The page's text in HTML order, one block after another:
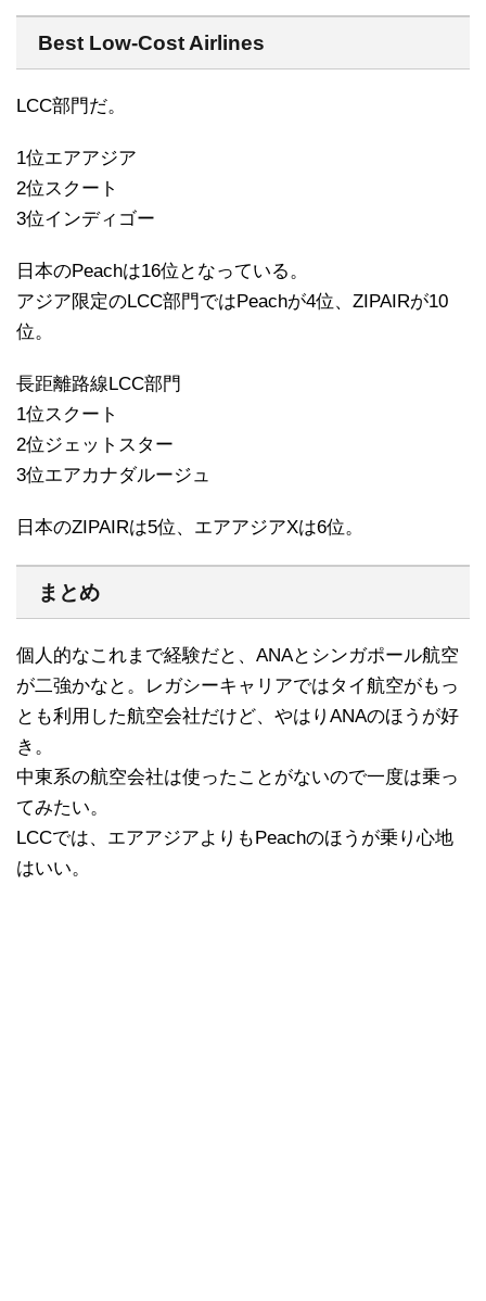
Best Low-Cost Airlines
LCC部門だ。
1位エアアジア
2位スクート
3位インディゴー
日本のPeachは16位となっている。
アジア限定のLCC部門ではPeachが4位、ZIPAIRが10
位。
長距離路線LCC部門
1位スクート
2位ジェットスター
3位エアカナダルージュ
日本のZIPAIRは5位、エアアジアXは6位。
まとめ
個人的なこれまで経験だと、ANAとシンガポール航空
が二強かなと。レガシーキャリアではタイ航空がもっ
とも利用した航空会社だけど、やはりANAのほうが好
き。
中東系の航空会社は使ったことがないので一度は乗っ
てみたい。
LCCでは、エアアジアよりもPeachのほうが乗り心地
はいい。